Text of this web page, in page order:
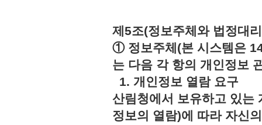
제5조(정보주체와 법정대
① 정보주체(본 시스템은
는 다음 각 항의 개인정보
1. 개인정보 열람 요구
산림청에서 보유하고 있는
정보의 열람)에 따라 자신